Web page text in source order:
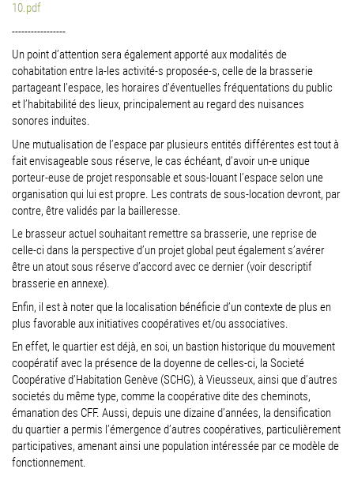
10.pdf
-----------------
Un point d’attention sera également apporté aux modalités de
cohabitation entre la-les activité-s proposée-s, celle de la brasserie
partageant l’espace, les horaires d’éventuelles fréquentations du public
et l’habitabilité des lieux, principalement au regard des nuisances
sonores induites.
Une mutualisation de l’espace par plusieurs entités différentes est tout à
fait envisageable sous réserve, le cas échéant, d’avoir un-e unique
porteur-euse de projet responsable et sous-louant l’espace selon une
organisation qui lui est propre. Les contrats de sous-location devront, par
contre, être validés par la bailleresse.
Le brasseur actuel souhaitant remettre sa brasserie, une reprise de
celle-ci dans la perspective d’un projet global peut également s’avérer
être un atout sous réserve d’accord avec ce dernier (voir descriptif
brasserie en annexe).
Enfin, il est à noter que la localisation bénéficie d’un contexte de plus en
plus favorable aux initiatives coopératives et/ou associatives.
En effet, le quartier est déjà, en soi, un bastion historique du mouvement
coopératif avec la présence de la doyenne de celles-ci, la Societé
Coopérative d’Habitation Genève (SCHG), à Vieusseux, ainsi que d’autres
societés du même type, comme la coopérative dite des cheminots,
émanation des CFF. Aussi, depuis une dizaine d’années, la densification
du quartier a permis l’émergence d’autres coopératives, particulièrement
participatives, amenant ainsi une population intéressée par ce modèle de
fonctionnement.